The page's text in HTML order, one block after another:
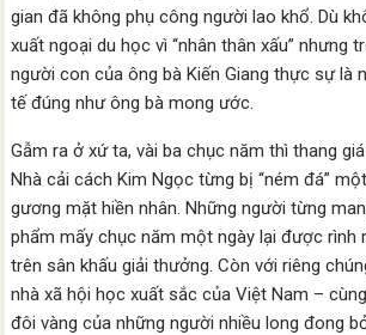
gian đã không phụ công người lao khổ. Dù
xuất ngoại du học vì “nhân thân xấu” nhưng
người con của ông bà Kiến Giang thực sự là
tế đúng như ông bà mong ước.
Gẫm ra ở xứ ta, vài ba chục năm thì thang
Nhà cải cách Kim Ngọc từng bị “ném đá”
gương mặt hiền nhân. Những người từng
phẩm mấy chục năm một ngày lại được rình
trên sân khấu giải thưởng. Còn với riêng
nhà xã hội học xuất sắc của Việt Nam –
đôi vàng của những người nhiều long đong